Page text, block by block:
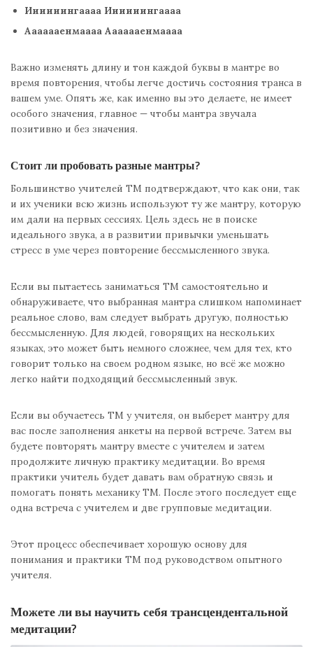
Иииииингаааа Иииииингаааа
Ааааааенмаааа Ааааааенмаааа
Важно изменять длину и тон каждой буквы в мантре во
время повторения, чтобы легче достичь состояния транса в
вашем уме. Опять же, как именно вы это делаете, не имеет
особого значения, главное — чтобы мантра звучала
позитивно и без значения.
Стоит ли пробовать разные мантры?
Большинство учителей ТМ подтверждают, что как они, так
и их ученики всю жизнь используют ту же мантру, которую
им дали на первых сессиях. Цель здесь не в поиске
идеального звука, а в развитии привычки уменьшать
стресс в уме через повторение бессмысленного звука.
Если вы пытаетесь заниматься ТМ самостоятельно и
обнаруживаете, что выбранная мантра слишком напоминает
реальное слово, вам следует выбрать другую, полностью
бессмысленную. Для людей, говорящих на нескольких
языках, это может быть немного сложнее, чем для тех, кто
говорит только на своем родном языке, но всё же можно
легко найти подходящий бессмысленный звук.
Если вы обучаетесь ТМ у учителя, он выберет мантру для
вас после заполнения анкеты на первой встрече. Затем вы
будете повторять мантру вместе с учителем и затем
продолжите личную практику медитации. Во время
практики учитель будет давать вам обратную связь и
помогать понять механику ТМ. После этого последует еще
одна встреча с учителем и две групповые медитации.
Этот процесс обеспечивает хорошую основу для
понимания и практики ТМ под руководством опытного
учителя.
Можете ли вы научить себя трансцендентальной
медитации?